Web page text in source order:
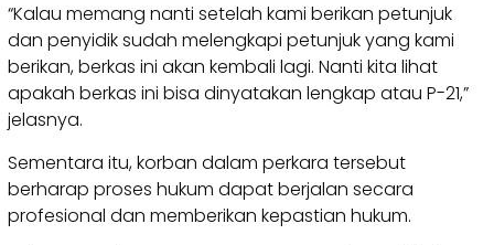
“Kalau memang nanti setelah kami berikan petunjuk
dan penyidik sudah melengkapi petunjuk yang kami
berikan, berkas ini akan kembali lagi. Nanti kita lihat
apakah berkas ini bisa dinyatakan lengkap atau P-21,”
jelasnya.
Sementara itu, korban dalam perkara tersebut
berharap proses hukum dapat berjalan secara
profesional dan memberikan kepastian hukum.